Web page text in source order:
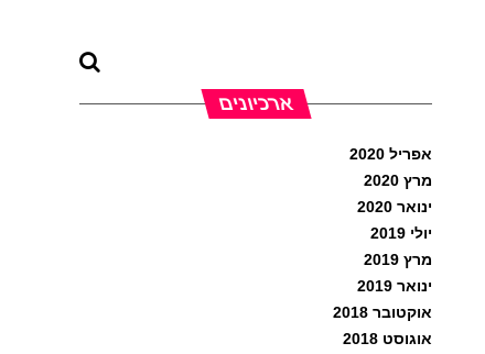
ארכיונים
אפריל 2020
מרץ 2020
ינואר 2020
יולי 2019
מרץ 2019
ינואר 2019
אוקטובר 2018
אוגוסט 2018